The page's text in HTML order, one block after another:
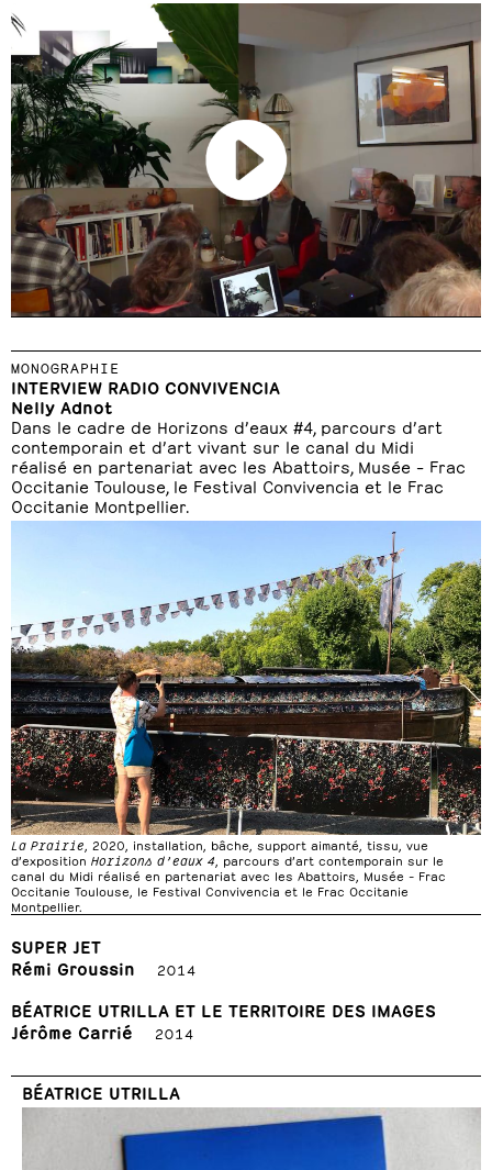
MONOGRAPHIE
INTERVIEW RADIO CONVIVENCIA
Nelly Adnot
Dans le cadre de Horizons d’eaux #4, parcours d’art
contemporain et d’art vivant sur le canal du Midi
réalisé en partenariat avec les Abattoirs, Musée – Frac
Occitanie Toulouse, le Festival Convivencia et le Frac
Occitanie Montpellier.
La Prairie , 2020, installation, bâche, support aimanté, tissu, vue
d’exposition Horizons d’eaux 4 , parcours d’art contemporain sur le
canal du Midi réalisé en partenariat avec les Abattoirs, Musée – Frac
Occitanie Toulouse, le Festival Convivencia et le Frac Occitanie
Montpellier.
SUPER JET
Rémi Groussin
2014
BÉATRICE UTRILLA ET LE TERRITOIRE DES IMAGES
Jérôme Carrié
2014
BÉATRICE UTRILLA